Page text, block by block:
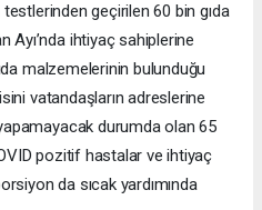
geçirilen 60 bin gıda
Ayı’nda ihtiyaç sahiplerine
malzemelerinin bulunduğu
vatandaşların adreslerine
durumda olan 65
pozitif hastalar ve ihtiyaç
da sıcak yardımında